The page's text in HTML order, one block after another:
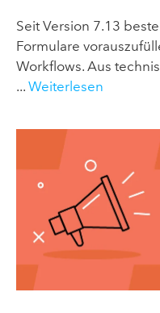
Seit Version 7.13
Formulare
Workflows. Aus
... Weiterlesen